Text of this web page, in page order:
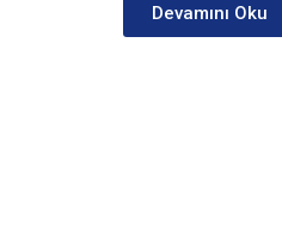
Devamını Oku